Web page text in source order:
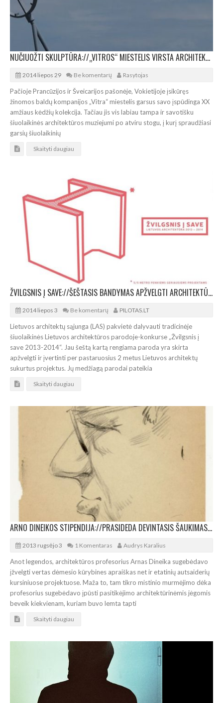
NUČIUOŽTI SKULPTŪRA://„VITROS“ MIESTELIS VIRSTA ARCHITEKTŪROS PARKU
2014 liepos 29 Be komentarų Rasytojas
Pačioje Prancūzijos ir Šveicarijos pašonėje, Vokietijoje įsikūręs
žinomos baldų kompanijos „Vitra“ miestelis garsus savo įspūdinga XX
amžiaus kėdžių kolekcija. Tačiau jis vis labiau tampa ir savotišku
šiuolaikinės architektūros muziejumi po atviru stogu, į kurį spraudžiasi
garsių šiuolaikinių
Skaityti daugiau
ŽVILGSNIS Į SAVE://ŠEŠTASIS BANDYMAS APŽVELGTI ARCHITEKTŪROS PASIEKIMUS
2014 liepos 3 Be komentarų PILOTAS.LT
Lietuvos architektų sąjunga (LAS) pakvietė dalyvauti tradicinėje
šiuolaikinės Lietuvos architektūros parodoje-konkurse „Žvilgsnis į
save 2013-2014“. Jau šeštą kartą rengiama paroda yra skirta
apžvelgti ir įvertinti per pastaruosius 2 metus Lietuvos architektų
sukurtus projektus. Jų medžiagą parodai pateikia
Skaityti daugiau
ARNO DINEIKOS STIPENDIJA://PRASIDEDA DEVINTASIS ŠAUKIMAS GERIAUSIEMS
2013 rugsėjo 3 1 Komentaras Audrys Karalius
Anot legendos, architektūros profesorius Arnas Dineika sugebėdavo
įžvelgti vertas dėmesio kūrybines apraiškas net ir etatinių autsaiderių
kursiniuose projektuose. Maža to, tam tikro mistinio murmėjimo dėka
profesorius sugebėdavo įpūsti pasitikėjimo architektūrinėmis jėgomis
beveik kiekvienam, kuriam buvo lemta tapti
Skaityti daugiau